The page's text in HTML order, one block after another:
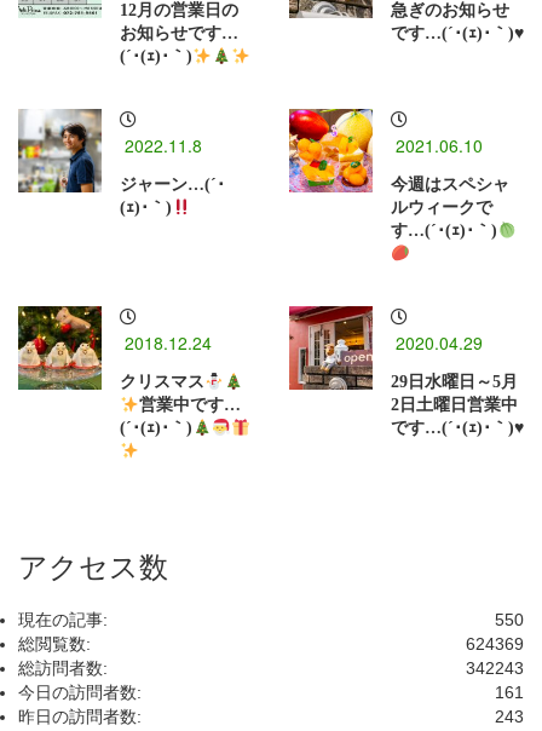
12月の営業日の
お知らせです…
(´･(ｪ)･｀)
急ぎのお知らせ
です…(´･(ｪ)･｀)♥
2022.11.8
ジャーン…(´･
(ｪ)･｀)
2021.06.10
今週はスペシャ
ルウィークで
す…(´･(ｪ)･｀)
2018.12.24
クリスマス
営業中です…
(´･(ｪ)･｀)
2020.04.29
29日水曜日～5月
2日土曜日営業中
です…(´･(ｪ)･｀)♥
アクセス数
550
現在の記事:
624369
総閲覧数:
342243
総訪問者数:
161
今日の訪問者数:
243
昨日の訪問者数: